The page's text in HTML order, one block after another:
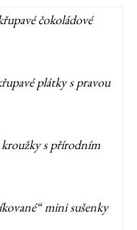
čokoládové
plátky s pravou
s přírodním
mini sušenky